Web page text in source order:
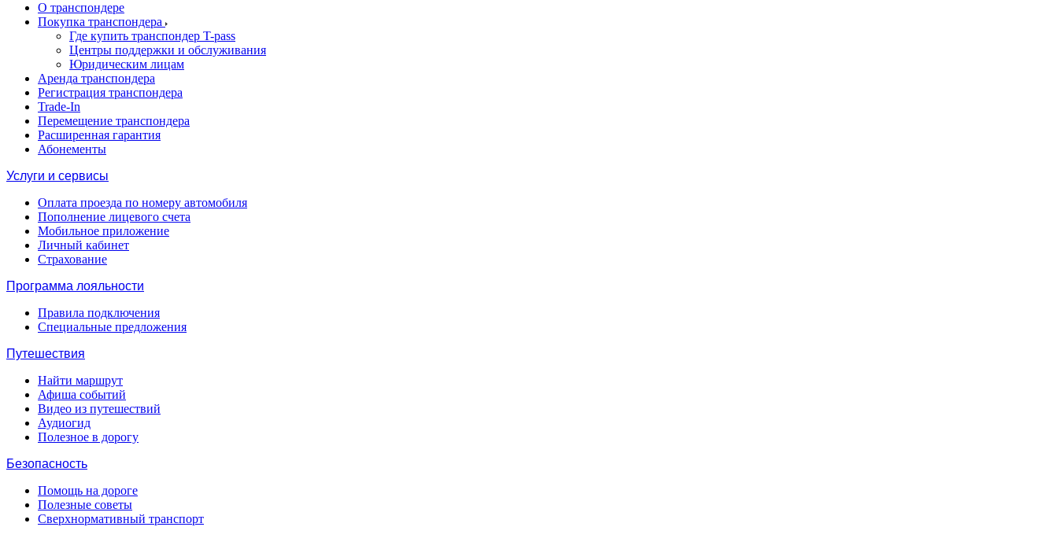
О транспондере
Покупка транспондера
Где купить транспондер T-pass
Центры поддержки и обслуживания
Юридическим лицам
Аренда транспондера
Регистрация транспондера
Trade-In
Перемещение транспондера
Расширенная гарантия
Абонементы
Услуги и сервисы
Оплата проезда по номеру автомобиля
Пополнение лицевого счета
Мобильное приложение
Личный кабинет
Страхование
Программа лояльности
Правила подключения
Специальные предложения
Путешествия
Найти маршрут
Афиша событий
Видео из путешествий
Аудиогид
Полезное в дорогу
Безопасность
Помощь на дороге
Полезные советы
Сверхнормативный транспорт